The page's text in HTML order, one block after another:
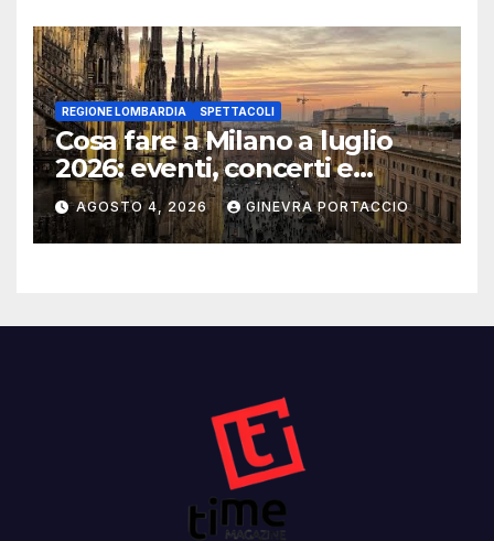
REGIONE LOMBARDIA SPETTACOLI
Cosa fare a Milano a luglio
2026: eventi, concerti e
mostre
AGOSTO 4, 2026 GINEVRA PORTACCIO